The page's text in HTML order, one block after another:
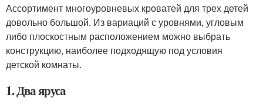
Ассортимент многоуровневых кроватей для трех детей
довольно большой. Из вариаций с уровнями, угловым
либо плоскостным расположением можно выбрать
конструкцию, наиболее подходящую под условия
детской комнаты.
1. Два яруса